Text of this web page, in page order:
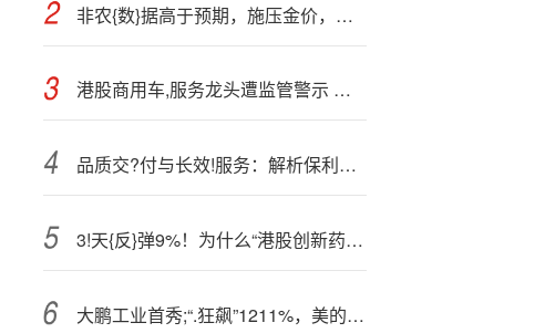
非农{数}据高于预期，施压金价，短期黄金维持区间震荡
港股商用车,服务龙头遭监管警示 陕汽系德银天下股价巨震
品质交?付与长效!服务：解析保利・世博天悦的“好房子”全周期营造体系
3!天{反}弹9%！为什么“港股创新药”还能涨？
大鹏工业首秀;“.狂飙”1211%，美的“太子”何剑锋隐身其后